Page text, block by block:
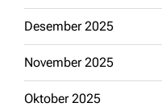
Desember 2025
November 2025
Oktober 2025